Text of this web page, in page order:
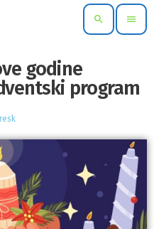
search menu
godine
program